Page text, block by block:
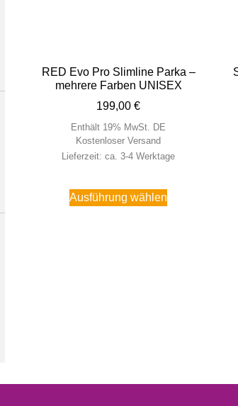
RED Evo Pro Slimline Parka –
mehrere Farben UNISEX
199,00 €
Enthält 19% MwSt. DE
Kostenloser Versand
Lieferzeit: ca. 3-4 Werktage
Ausführung wählen